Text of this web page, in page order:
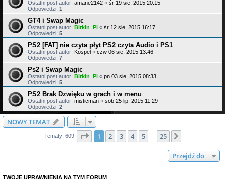
Ostatni post autor: amane2142 « śr 19 sie, 2015 20:15
Odpowiedzi: 1
GT4 i Swap Magic
Ostatni post autor: Birkin_Pl « śr 12 sie, 2015 16:17
Odpowiedzi: 5
PS2 [FAT] nie czyta płyt PS2 czyta Audio i PS1
Ostatni post autor: Kospel « czw 06 sie, 2015 13:46
Odpowiedzi: 7
Ps2 i Swap Magic
Ostatni post autor: Birkin_Pl « pn 03 sie, 2015 08:33
Odpowiedzi: 5
PS2 Brak Dzwięku w grach i w menu
Ostatni post autor: misticman « sob 25 lip, 2015 11:29
Odpowiedzi: 2
NOWY TEMAT
Tematy: 609 Strona1 z25
1 2 3 4 5 25
Przejdź do
TWOJE UPRAWNIENIA NA TYM FORUM